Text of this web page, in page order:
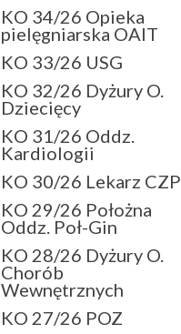
KO 34/26 Opieka
pielęgniarska OAIT
KO 33/26 USG
KO 32/26 Dyżury O.
Dziecięcy
KO 31/26 Oddz.
Kardiologii
KO 30/26 Lekarz CZP
KO 29/26 Położna
Oddz. Poł-Gin
KO 28/26 Dyżury O.
Chorób
Wewnętrznych
KO 27/26 POZ